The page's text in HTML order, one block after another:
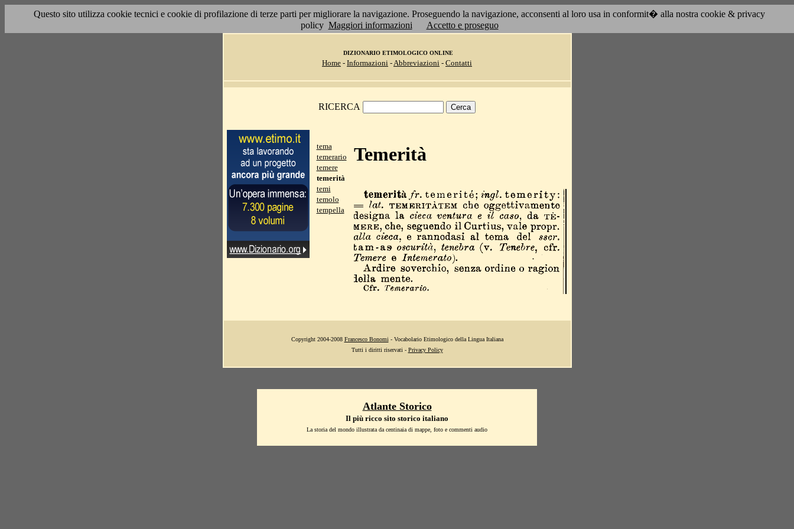
Questo sito utilizza cookie tecnici e cookie di profilazione di terze parti per migliorare la navigazione. Proseguendo la navigazione, acconsenti al loro usa in conformit� alla nostra cookie & privacy
policy Maggiori informazioni Accetto e proseguo
DIZIONARIO ETIMOLOGICO ONLINE
Home - Informazioni -Abbreviazioni - Contatti
RICERCA
tema
temerario
temere
temerità
temi
temolo
tempella
Temerità
Copyright 2004-2008 Francesco Bonomi - Vocabolario Etimologico della Lingua Italiana
Tutti i diritti riservati - Privacy Policy
Atlante Storico
Il più ricco sito storico italiano
La storia del mondo illustrata da centinaia di mappe, foto e commenti audio